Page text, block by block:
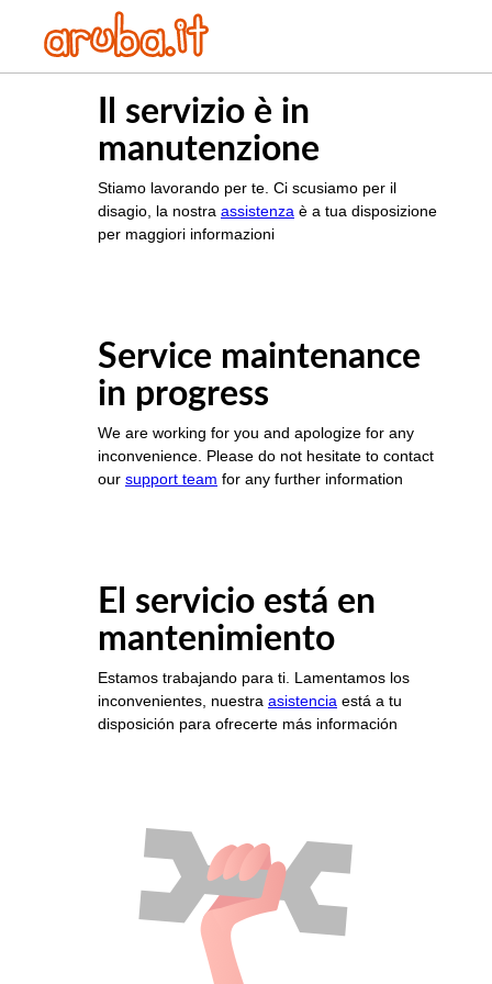
Il servizio è in
manutenzione
Stiamo lavorando per te. Ci scusiamo per il
disagio, la nostra assistenza è a tua disposizione
per maggiori informazioni
Service maintenance
in progress
We are working for you and apologize for any
inconvenience. Please do not hesitate to contact
our support team for any further information
El servicio está en
mantenimiento
Estamos trabajando para ti. Lamentamos los
inconvenientes, nuestra asistencia está a tu
disposición para ofrecerte más información